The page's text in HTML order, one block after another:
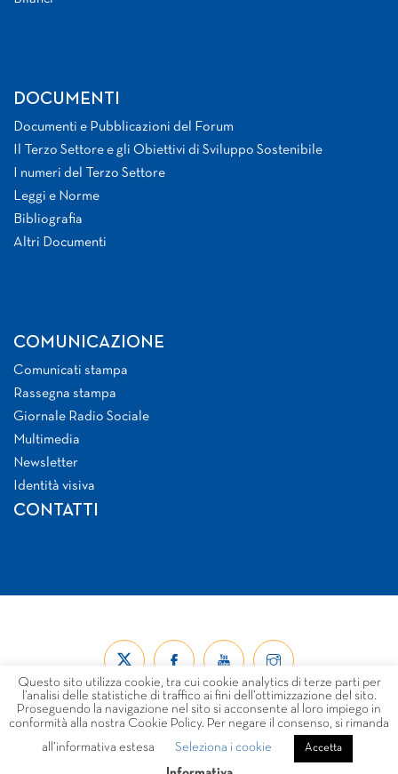
DOCUMENTI
Documenti e Pubblicazioni del Forum
Il Terzo Settore e gli Obiettivi di Sviluppo Sostenibile
I numeri del Terzo Settore
Leggi e Norme
Bibliografia
Altri Documenti
COMUNICAZIONE
Comunicati stampa
Rassegna stampa
Giornale Radio Sociale
Multimedia
Newsletter
Identità visiva
CONTATTI
© Forum Nazionale del Terzo Settore ETS 2026
COOKIE POLICY DISCLAIMER
Questo sito utilizza cookie, tra cui cookie analytics di terze parti per
l’analisi delle statistiche di traffico ai fini dell’ottimizzazione del sito.
Proseguendo la navigazione nel sito si acconsente al loro impiego in
conformità alla nostra Cookie Policy. Per negare il consenso, si rimanda
all’informativa estesa
Seleziona i cookie Accetta